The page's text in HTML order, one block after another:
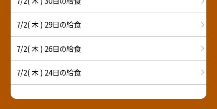
7/2( 木 ) 29日の給食
7/2( 木 ) 26日の給食
7/2( 木 ) 24日の給食